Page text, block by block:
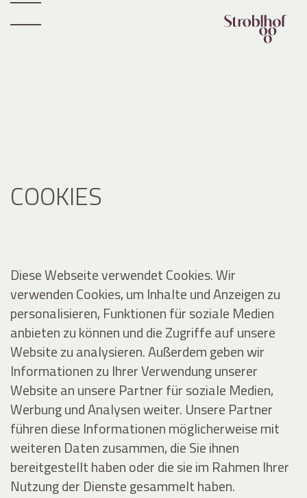
COOKIES
Diese Webseite verwendet Cookies. Wir
verwenden Cookies, um Inhalte und Anzeigen zu
personalisieren, Funktionen für soziale Medien
anbieten zu können und die Zugriffe auf unsere
Website zu analysieren. Außerdem geben wir
Informationen zu Ihrer Verwendung unserer
Website an unsere Partner für soziale Medien,
Werbung und Analysen weiter. Unsere Partner
führen diese Informationen möglicherweise mit
weiteren Daten zusammen, die Sie ihnen
bereitgestellt haben oder die sie im Rahmen Ihrer
Nutzung der Dienste gesammelt haben.